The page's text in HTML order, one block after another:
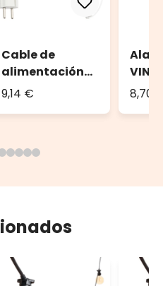
Cable de
alimentación
con enchufe 1,5
9,14 €
PRO,
8,70